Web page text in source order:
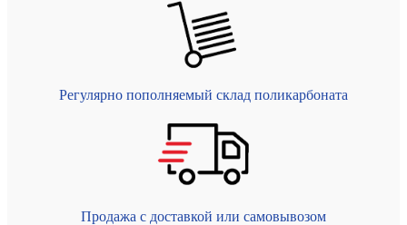
Регулярно пополняемый склад поликарбоната
Продажа с доставкой или самовывозом